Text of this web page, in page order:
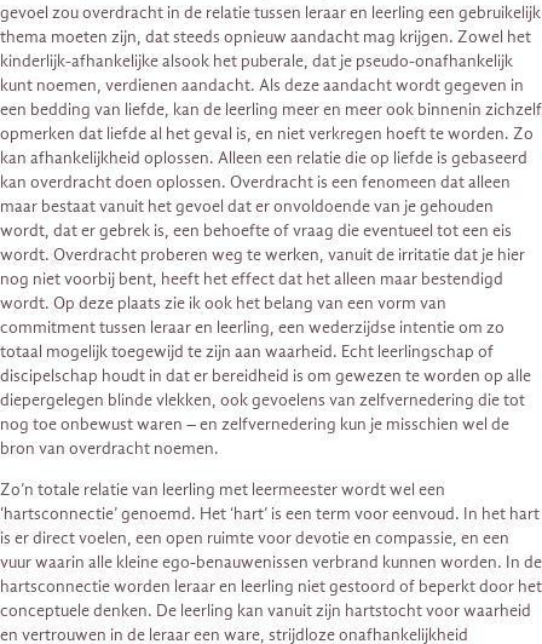
gevoel zou overdracht in de relatie tussen leraar en leerling een gebruikelijk
thema moeten zijn, dat steeds opnieuw aandacht mag krijgen. Zowel het
kinderlijk-afhankelijke alsook het puberale, dat je pseudo-onafhankelijk
kunt noemen, verdienen aandacht. Als deze aandacht wordt gegeven in
een bedding van liefde, kan de leerling meer en meer ook binnenin zichzelf
opmerken dat liefde al het geval is, en niet verkregen hoeft te worden. Zo
kan afhankelijkheid oplossen. Alleen een relatie die op liefde is gebaseerd
kan overdracht doen oplossen. Overdracht is een fenomeen dat alleen
maar bestaat vanuit het gevoel dat er onvoldoende van je gehouden
wordt, dat er gebrek is, een behoefte of vraag die eventueel tot een eis
wordt. Overdracht proberen weg te werken, vanuit de irritatie dat je hier
nog niet voorbij bent, heeft het effect dat het alleen maar bestendigd
wordt. Op deze plaats zie ik ook het belang van een vorm van
commitment tussen leraar en leerling, een wederzijdse intentie om zo
totaal mogelijk toegewijd te zijn aan waarheid. Echt leerlingschap of
discipelschap houdt in dat er bereidheid is om gewezen te worden op alle
diepergelegen blinde vlekken, ook gevoelens van zelfvernedering die tot
nog toe onbewust waren – en zelfvernedering kun je misschien wel de
bron van overdracht noemen.
Zo’n totale relatie van leerling met leermeester wordt wel een
‘hartsconnectie’ genoemd. Het ‘hart’ is een term voor eenvoud. In het hart
is er direct voelen, een open ruimte voor devotie en compassie, en een
vuur waarin alle kleine ego-benauwenissen verbrand kunnen worden. In de
hartsconnectie worden leraar en leerling niet gestoord of beperkt door het
conceptuele denken. De leerling kan vanuit zijn hartstocht voor waarheid
en vertrouwen in de leraar een ware, strijdloze onafhankelijkheid